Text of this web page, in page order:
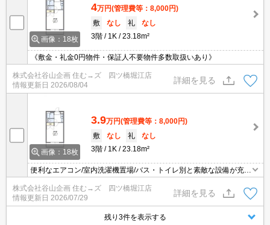
画像：18枚
4万円(管理費等：8,000円)
敷
なし 礼
なし
3階
1K 23.18m²
《敷金・礼金0円物件・保証人不要物件多数取扱いあり》
株式会社谷山企画 住む→ズ 四ツ橋堀江店
情報更新日 2026/08/04
詳細を見る
画像：18枚
3.9万円(管理費等：8,000円)
敷
なし 礼
なし
3階
1K 23.18m²
便利なエアコン/室内洗濯機置場/バス・トイレ別と素敵な設備が充
実。防犯カメラで一人暮らしでも安心です。素敵な1K/23.18m2/２
Ｆ以上の暮らしやすい物件ですよ。快適な暮らしは株式会社谷山企
画にお任せくださいませ
株式会社谷山企画 住む→ズ 四ツ橋堀江店
情報更新日 2026/07/29
詳細を見る
残り3件を表示する